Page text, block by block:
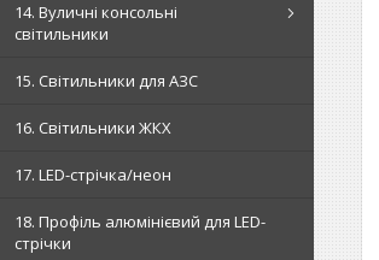
14. Вуличні консольні
світильники
15. Світильники для АЗС
16. Світильники ЖКХ
17. LED-стрічка/неон
18. Профіль алюмінієвий для LED-
стрічки